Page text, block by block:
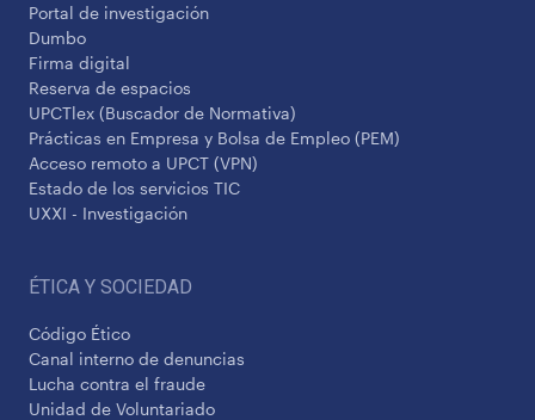
Portal de investigación
Dumbo
Firma digital
Reserva de espacios
UPCTlex (Buscador de Normativa)
Prácticas en Empresa y Bolsa de Empleo (PEM)
Acceso remoto a UPCT (VPN)
Estado de los servicios TIC
UXXI - Investigación
ÉTICA Y SOCIEDAD
Código Ético
Canal interno de denuncias
Lucha contra el fraude
Unidad de Voluntariado